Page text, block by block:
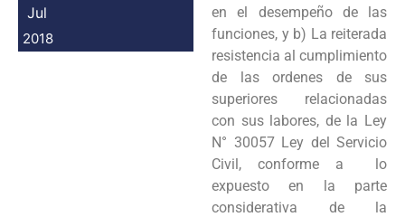
Jul
2018
en el desempeño de las
funciones, y b) La reiterada
resistencia al cumplimiento
de las ordenes de sus
superiores relacionadas
con sus labores, de la Ley
N° 30057 Ley del Servicio
Civil, conforme a lo
expuesto en la parte
considerativa de la